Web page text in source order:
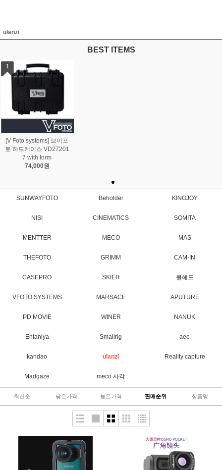
ulanzi
BEST ITEMS
1
[V Foto systems] 브이포
토 하드케이스 VD27201
7 with form
74,000원
SUNWAYFOTO Beholder KINGJOY
NISI CINEMATICS SOMITA
MENTTER MECO MAS
THEFOTO GRIMM CAM-IN
CASEPRO SKIER 볼헤드
VFOTO SYSTEMS MARSACE APUTURE
PD MOVIE WINER NANUK
Entaniya Smallrig aee
kandao ulanzi Reality capture
Madgaze meco 사각
최신순 낮은가격 높은가격 판매순위 상품명